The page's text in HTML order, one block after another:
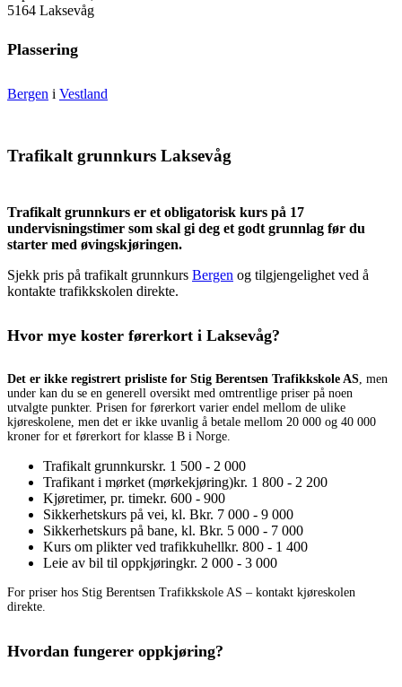
5164 Laksevåg
Plassering
Bergen i Vestland
Trafikalt grunnkurs Laksevåg
Trafikalt grunnkurs er et obligatorisk kurs på 17
undervisningstimer som skal gi deg et godt grunnlag før du
starter med øvingskjøringen.
Sjekk pris på trafikalt grunnkurs Bergen og tilgjengelighet ved å
kontakte trafikkskolen direkte.
Hvor mye koster førerkort i Laksevåg?
Det er ikke registrert prisliste for Stig Berentsen Trafikkskole AS, men
under kan du se en generell oversikt med omtrentlige priser på noen
utvalgte punkter. Prisen for førerkort varier endel mellom de ulike
kjøreskolene, men det er ikke uvanlig å betale mellom 20 000 og 40 000
kroner for et førerkort for klasse B i Norge.
Trafikalt grunnkurskr. 1 500 - 2 000
Trafikant i mørket (mørkekjøring)kr. 1 800 - 2 200
Kjøretimer, pr. timekr. 600 - 900
Sikkerhetskurs på vei, kl. Bkr. 7 000 - 9 000
Sikkerhetskurs på bane, kl. Bkr. 5 000 - 7 000
Kurs om plikter ved trafikkuhellkr. 800 - 1 400
Leie av bil til oppkjøringkr. 2 000 - 3 000
For priser hos Stig Berentsen Trafikkskole AS – kontakt kjøreskolen
direkte.
Hvordan fungerer oppkjøring?